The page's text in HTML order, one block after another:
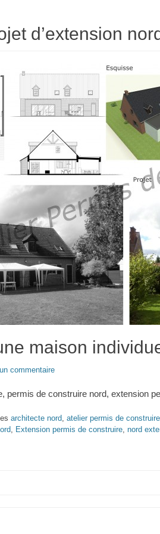
d’extension
maison
commentaire
permis de construire nord, extension
architecte nord, atelier permis de construire
, Extension permis de construire, nord